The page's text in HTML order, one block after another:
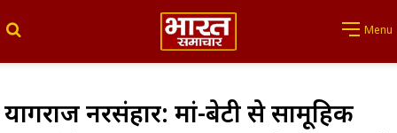
Menu
प्रयागराज नरसंहार: मां-बेटी से सामूहिक